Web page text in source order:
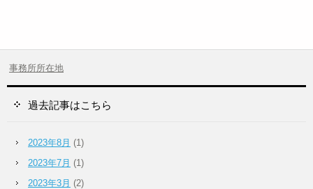
事務所所在地
過去記事はこちら
2023年8月 (1)
2023年7月 (1)
2023年3月 (2)